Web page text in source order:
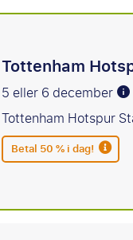
Tottenham
5 eller 6 december
Tottenham Hotspur
Betal 50 % i dag!